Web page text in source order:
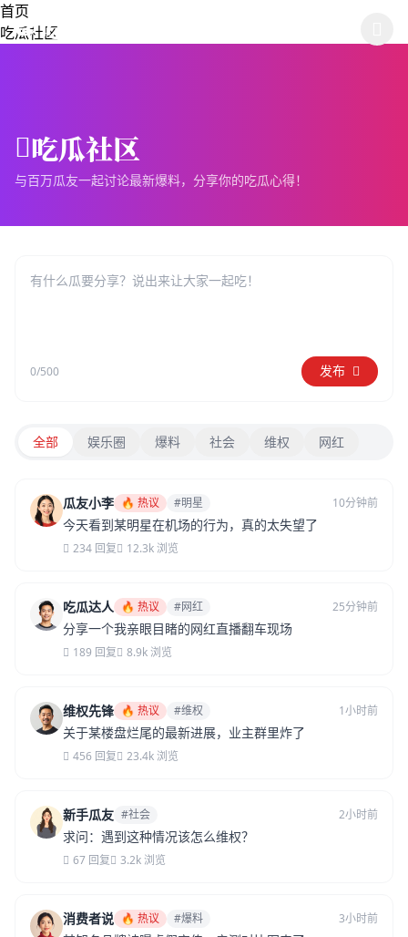
跳过导航
🍉 吃瓜天堂网51
首页
吃瓜社区
吃瓜社区
与百万瓜友一起讨论最新爆料，分享你的吃瓜心得！
0/500 发布
全部 娱乐圈 爆料 社会 维权 网红
瓜友小李 🔥 热议 #明星 10分钟前
今天看到某明星在机场的行为，真的太失望了
234 回复 12.3k 浏览
吃瓜达人 🔥 热议 #网红 25分钟前
分享一个我亲眼目睹的网红直播翻车现场
189 回复 8.9k 浏览
维权先锋 🔥 热议 #维权 1小时前
关于某楼盘烂尾的最新进展，业主群里炸了
456 回复 23.4k 浏览
新手瓜友 #社会 2小时前
求问：遇到这种情况该怎么维权？
67 回复 3.2k 浏览
消费者说 🔥 热议 #爆料 3小时前